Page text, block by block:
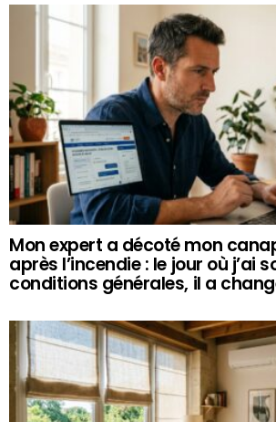
Mon expert a décoté mon
après l’incendie : le jour où j’ai
conditions générales, il a